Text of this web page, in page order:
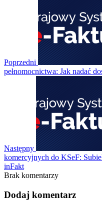
Poprzedni
pełnomocnictwa: Jak nadać
Następny
komercyjnych do KSeF:
inFakt
Brak komentarzy
Dodaj komentarz